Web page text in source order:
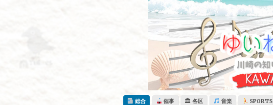
総合 催事 🏛 各区 音楽 SPORTS